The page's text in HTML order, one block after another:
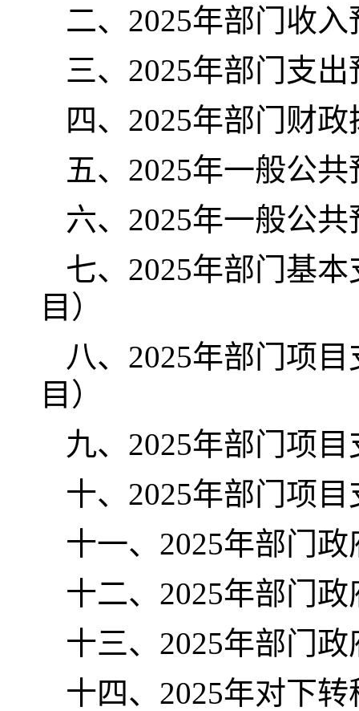
二、2025年部门收入
三、2025年部门支出
四、2025年部门财
五、2025年一般公
六、2025年一般公
七、2025年部门基
目）
八、2025年部门项
目）
九、2025年部门项
十、2025年部门项
十一、2025年部门
十二、2025年部门
十三、2025年部门
十四、2025年对下